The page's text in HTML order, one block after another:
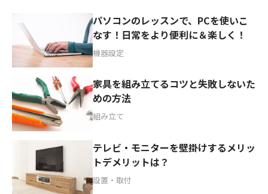
パソコンのレッスンで、PCを使いこ
なす！日常をより便利に＆楽しく！
機器設定
家具を組み立てるコツと失敗しないた
めの方法
組み立て
テレビ・モニターを壁掛けするメリッ
トデメリットは？
設置・取付